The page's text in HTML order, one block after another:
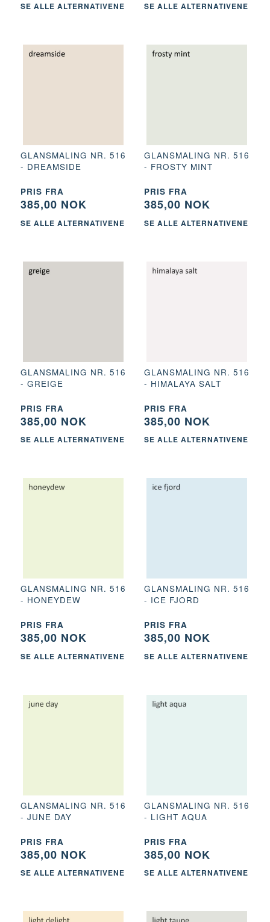
SE ALLE ALTERNATIVENE SE ALLE ALTERNATIVENE
GLANSMALING NR. 516
- DREAMSIDE
PRIS FRA
385,00 NOK
SE ALLE ALTERNATIVENE
GLANSMALING NR. 516
- FROSTY MINT
PRIS FRA
385,00 NOK
SE ALLE ALTERNATIVENE
GLANSMALING NR. 516
- GREIGE
PRIS FRA
385,00 NOK
SE ALLE ALTERNATIVENE
GLANSMALING NR. 516
- HIMALAYA SALT
PRIS FRA
385,00 NOK
SE ALLE ALTERNATIVENE
GLANSMALING NR. 516
- HONEYDEW
PRIS FRA
385,00 NOK
SE ALLE ALTERNATIVENE
GLANSMALING NR. 516
- ICE FJORD
PRIS FRA
385,00 NOK
SE ALLE ALTERNATIVENE
GLANSMALING NR. 516
- JUNE DAY
PRIS FRA
385,00 NOK
SE ALLE ALTERNATIVENE
GLANSMALING NR. 516
- LIGHT AQUA
PRIS FRA
385,00 NOK
SE ALLE ALTERNATIVENE